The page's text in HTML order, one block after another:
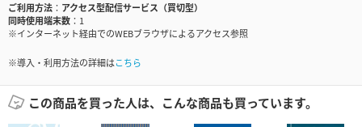
ご利用方法
アクセス型配信サービス（買切型）
同時使用端末数
1
※インターネット経由でのWEBブラウザによるアクセス参照
※導入・利用方法の詳細はこちら
この商品を買った人は、こんな商品も買っています。